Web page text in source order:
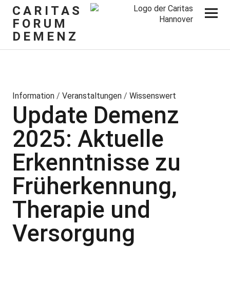
CARITAS
FORUM
DEMENZ
Information/ Veranstaltungen/ Wissenswert
Update Demenz
2025: Aktuelle
Erkenntnisse zu
Früherkennung,
Therapie und
Versorgung